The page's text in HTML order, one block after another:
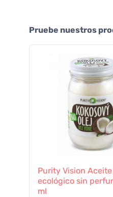
Pruebe nuestros
Purity Vision
ecológico sin
ml